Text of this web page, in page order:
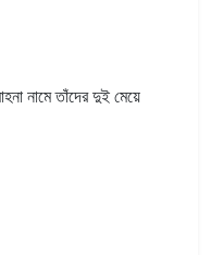
নামে তাঁদের দুই মেয়ে